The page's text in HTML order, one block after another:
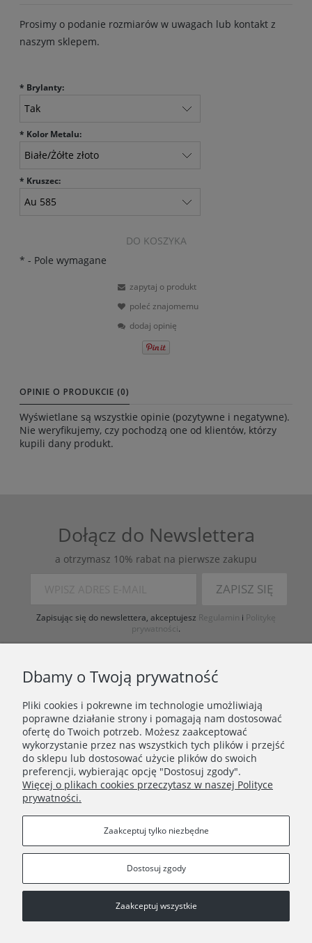
Prosimy o podanie rozmiarów w uwagach lub kontakt z
naszym sklepem.
* Brylanty:
* Kolor Metalu:
* Kruszec:
DO KOSZYKA
* - Pole wymagane
zapytaj o produkt
poleć znajomemu
dodaj opinię
OPINIE O PRODUKCIE (0)
Wyświetlane są wszystkie opinie (pozytywne i negatywne).
Nie weryfikujemy, czy pochodzą one od klientów, którzy
kupili dany produkt.
Dołącz do Newslettera
a otrzymasz 10% rabat na pierwsze zakupu
ZAPISZ SIĘ
Zapisując się do newslettera, akceptujesz Regulamin i Politykę
prywatności.
ZAKUPY
PORADNIK
INFORMACJE
Copyright © 2021 Wielocha
Dbamy o Twoją prywatność
Pliki cookies i pokrewne im technologie umożliwiają
poprawne działanie strony i pomagają nam dostosować
ofertę do Twoich potrzeb. Możesz zaakceptować
wykorzystanie przez nas wszystkich tych plików i przejść
do sklepu lub dostosować użycie plików do swoich
preferencji, wybierając opcję "Dostosuj zgody".
Więcej o plikach cookies przeczytasz w naszej Polityce
prywatności.
Zaakceptuj tylko niezbędne
Dostosuj zgody
Zaakceptuj wszystkie